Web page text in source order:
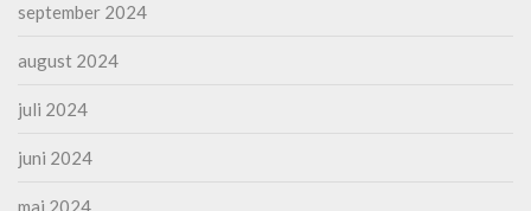
september 2024
august 2024
juli 2024
juni 2024